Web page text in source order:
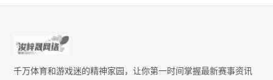
千万体育和游戏迷的精神家园，让你第一时间掌握最新赛事资讯